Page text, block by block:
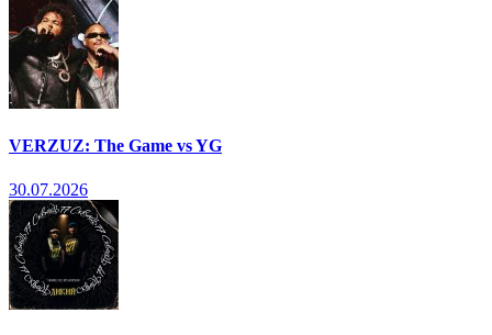
VERZUZ: The Game vs YG
30.07.2026